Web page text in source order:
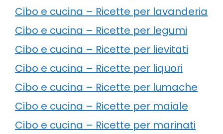
Cibo e cucina – Ricette per lavanderia
Cibo e cucina – Ricette per legumi
Cibo e cucina – Ricette per lievitati
Cibo e cucina – Ricette per liquori
Cibo e cucina – Ricette per lumache
Cibo e cucina – Ricette per maiale
Cibo e cucina – Ricette per marinati